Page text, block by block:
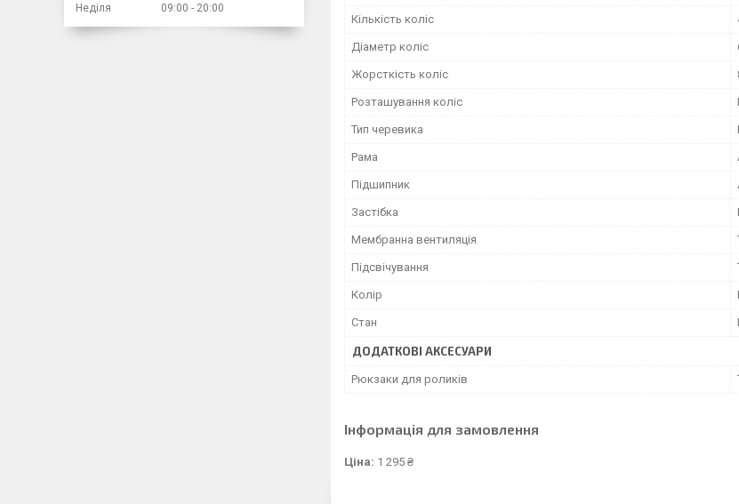
Кількість коліс
Діаметр коліс
Жорсткість коліс
Розташування коліс
Тип черевика
Рама
Підшипник
Застібка
Мембранна вентиляція
Підсвічування
Колір
Стан
ДОДАТКОВІ АКСЕСУАРИ
Рюкзаки для роликів
Інформація для замовлення
Ціна: 1 295 ₴
Неділя
09:00 20:00